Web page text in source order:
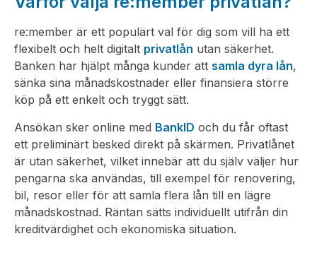
re:member är ett populärt val för dig som vill ha ett
flexibelt och helt digitalt privatlån utan säkerhet.
Banken har hjälpt många kunder att samla dyra lån,
sänka sina månadskostnader eller finansiera större
köp på ett enkelt och tryggt sätt.
Ansökan sker online med BankID och du får oftast
ett preliminärt besked direkt på skärmen. Privatlånet
är utan säkerhet, vilket innebär att du själv väljer hur
pengarna ska användas, till exempel för renovering,
bil, resor eller för att samla flera lån till en lägre
månadskostnad. Räntan sätts individuellt utifrån din
kreditvärdighet och ekonomiska situation.